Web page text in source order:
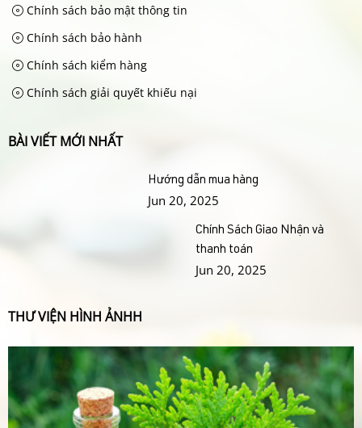
Chính sách bảo mật thông tin
Chính sách bảo hành
Chính sách kiểm hàng
Chính sách giải quyết khiếu nại
BÀI VIẾT MỚI NHẤT
Hướng dẫn mua hàng
Jun 20, 2025
Chính Sách Giao Nhận và
thanh toán
Jun 20, 2025
THƯ VIỆN HÌNH ẢNHH